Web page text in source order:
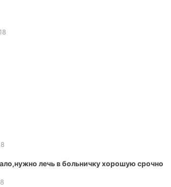
лечь в больничку хорошую срочно